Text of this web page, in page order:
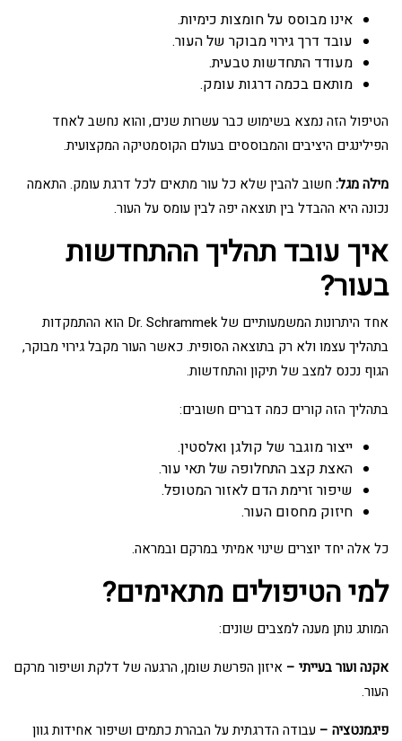
אינו מבוסס על חומצות כימיות.
עובד דרך גירוי מבוקר של העור.
מעודד התחדשות טבעית.
מותאם בכמה דרגות עומק.
הטיפול הזה נמצא בשימוש כבר עשרות שנים, והוא נחשב לאחד
הפילינגים היציבים והמבוססים בעולם הקוסמטיקה המקצועית.
מילה מגל: חשוב להבין שלא כל עור מתאים לכל דרגת עומק. התאמה
נכונה היא ההבדל בין תוצאה יפה לבין עומס על העור.
איך עובד תהליך ההתחדשות
בעור?
אחד היתרונות המשמעותיים של Dr. Schrammek הוא ההתמקדות
בתהליך עצמו ולא רק בתוצאה הסופית. כאשר העור מקבל גירוי מבוקר,
הגוף נכנס למצב של תיקון והתחדשות.
בתהליך הזה קורים כמה דברים חשובים:
ייצור מוגבר של קולגן ואלסטין.
האצת קצב התחלופה של תאי עור.
שיפור זרימת הדם לאזור המטופל.
חיזוק מחסום העור.
כל אלה יחד יוצרים שינוי אמיתי במרקם ובמראה.
למי הטיפולים מתאימים?
המותג נותן מענה למצבים שונים:
אקנה ועור בעייתי – איזון הפרשת שומן, הרגעה של דלקת ושיפור מרקם
העור.
פיגמנטציה – עבודה הדרגתית על הבהרת כתמים ושיפור אחידות גוון